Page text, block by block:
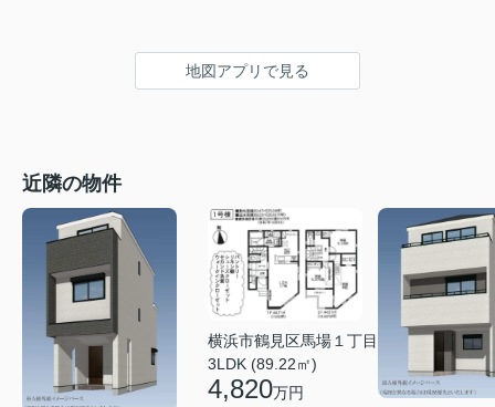
地図アプリで見る
近隣の物件
横浜市鶴見区馬場１丁目
3LDK (89.22㎡)
4,820万円